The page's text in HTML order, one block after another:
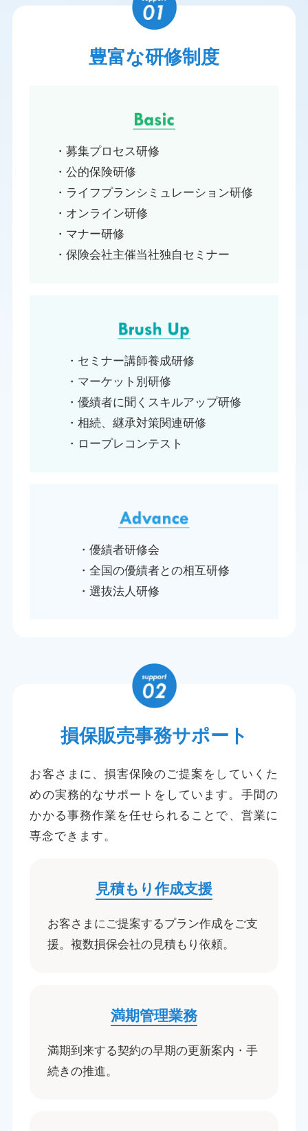
豊富な研修制度
・募集プロセス研修
・公的保険研修
・ライフプランシミュレーション研修
・オンライン研修
・マナー研修
・保険会社主催当社独自セミナー
・セミナー講師養成研修
・マーケット別研修
・優績者に聞くスキルアップ研修
・相続、継承対策関連研修
・ロープレコンテスト
・優績者研修会
・全国の優績者との相互研修
・選抜法人研修
損保販売事務サポート
お客さまに、損害保険のご提案をしていくた
めの実務的なサポートをしています。 手間の
かかる事務作業を任せられることで、営業に
専念できます。
見積もり作成支援
お客さまにご提案するプラン作成をご支
援。複数損保会社の見積もり依頼。
満期管理業務
満期到来する契約の早期の更新案内・手
続きの推進。